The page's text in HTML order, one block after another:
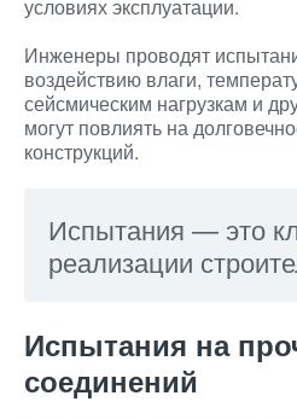
условиях эксплуатации.
Инженеры проводят
воздействию влаги,
сейсмическим нагрузкам и
могут повлиять на
конструкций.
Испытания — это
реализации
Испытания на
соединений